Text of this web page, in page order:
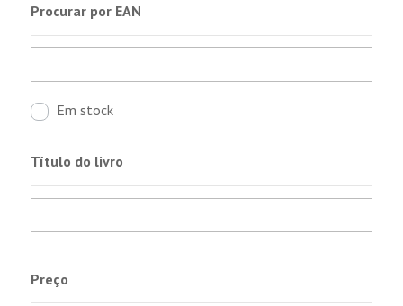
Procurar por EAN
Em stock
Título do livro
Preço